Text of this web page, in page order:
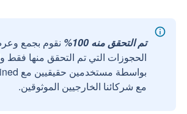
تم التحقق منه 100%
نقوم بجمع
الحجوزات التي تم التحقق منها فقط
مع شركائنا الخارجيين الموثوقين.